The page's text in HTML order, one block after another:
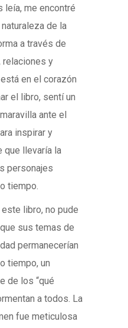
leía, me encontré
de la
a través de
relaciones y
en el corazón
el libro, sentí un
ante el
inspirar y
que llevaría la
personajes
tiempo.
libro, no pude
sus temas de
permanecerían
tiempo, un
de los “qué
a todos. La
fue meticulosa